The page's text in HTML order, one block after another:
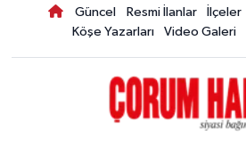
Güncel Resmi İlanlar İlçeler
Köşe Yazarları
Video Galeri